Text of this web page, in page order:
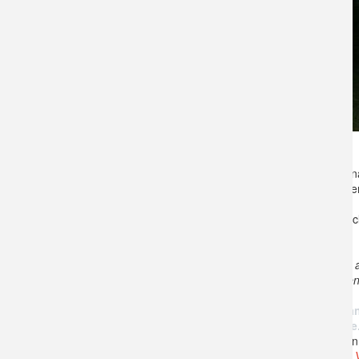
In der heutigen Nacht sind wir auf der
Außerdem beobachten wir die jagenden
: nicht
Sie können unseren nächtlichen
Exkursionsleitung dann aber bitte einen
Bei starkem Wind oder Regen fällt die
Glühwürmchen und Fledermäuse zu Hause.
Es ist windarm und
Bitte haben Sie wegen der Hitze eine Flasche